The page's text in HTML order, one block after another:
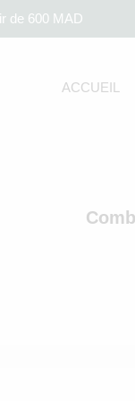
de 600 MAD
ACCUEIL